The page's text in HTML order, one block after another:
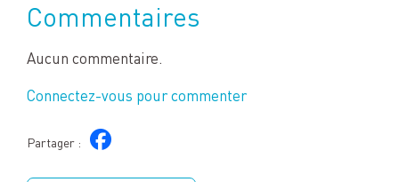
Commentaires
Aucun commentaire.
Connectez-vous pour commenter
Partager :